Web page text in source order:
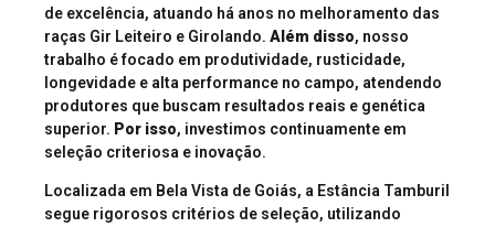
de excelência, atuando há anos no melhoramento das
raças Gir Leiteiro e Girolando. Além disso, nosso
trabalho é focado em produtividade, rusticidade,
longevidade e alta performance no campo, atendendo
produtores que buscam resultados reais e genética
superior. Por isso, investimos continuamente em
seleção criteriosa e inovação.
Localizada em Bela Vista de Goiás, a Estância Tamburil
segue rigorosos critérios de seleção, utilizando